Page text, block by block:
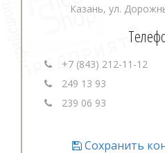
Казань, ул.
+7 (843) 212-11-12
249 13 93
239 06 93
Сохранить